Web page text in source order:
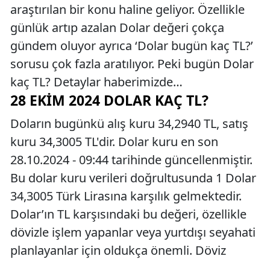
araştırılan bir konu haline geliyor. Özellikle
günlük artıp azalan Dolar değeri çokça
gündem oluyor ayrıca ‘Dolar bugün kaç TL?’
sorusu çok fazla aratılıyor. Peki bugün Dolar
kaç TL? Detaylar haberimizde…
28 EKIM 2024 DOLAR KAÇ TL?
Doların bugünkü alış kuru 34,2940 TL, satış
kuru 34,3005 TL'dir. Dolar kuru en son
28.10.2024 - 09:44 tarihinde güncellenmiştir.
Bu dolar kuru verileri doğrultusunda 1 Dolar
34,3005 Türk Lirasına karşılık gelmektedir.
Dolar’ın TL karşısındaki bu değeri, özellikle
dövizle işlem yapanlar veya yurtdışı seyahati
planlayanlar için oldukça önemli. Döviz